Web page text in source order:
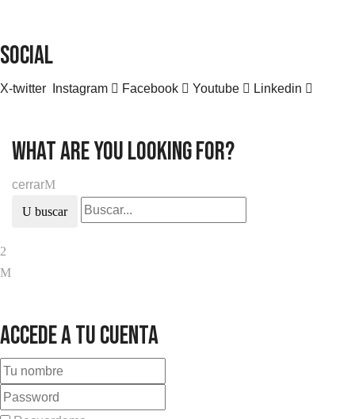
SOCIAL
X-twitter Instagram Facebook Youtube Linkedin
what are you looking for?
cerrar
buscar
Accede a tu cuenta